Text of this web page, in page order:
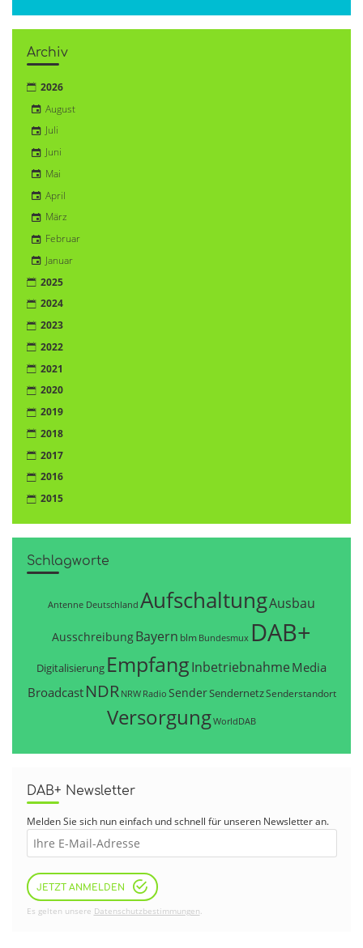
Archiv
2026
August
Juli
Juni
Mai
April
März
Februar
Januar
2025
2024
2023
2022
2021
2020
2019
2018
2017
2016
2015
Schlagworte
Antenne Deutschland AufschaltungAusbau
AusschreibungBayern blm Bundesmux DAB+
Digitalisierung EmpfangInbetriebnahme Media
Broadcast NDR NRW Radio SenderSendernetzSenderstandort
VersorgungWorldDAB
DAB+ Newsletter
Melden Sie sich nun einfach und schnell für unseren Newsletter an.
JETZT ANMELDEN
Es gelten unsere Datenschutzbestimmungen.